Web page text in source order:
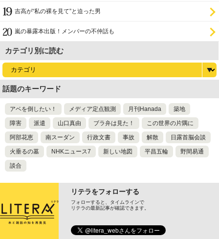
吉高が“私の裸を見て”と迫った男
嵐の暴露本出版！メンバーの不仲話も
カテゴリ別に読む
話題のキーワード
アベを倒したい！ メディア定点観測 月刊Hanada 築地
障害 派遣 山口真由 ブラ弁は見た！ この世界の片隅に
阿部花恵 南スーダン 行政文書 事故 解散 日露首脳会談
火垂るの墓 NHKニュース7 新しい地図 平昌五輪 野間易通
談合
リテラをフォローする
フォローすると、タイムラインで
リテラの最新記事が確認できます。